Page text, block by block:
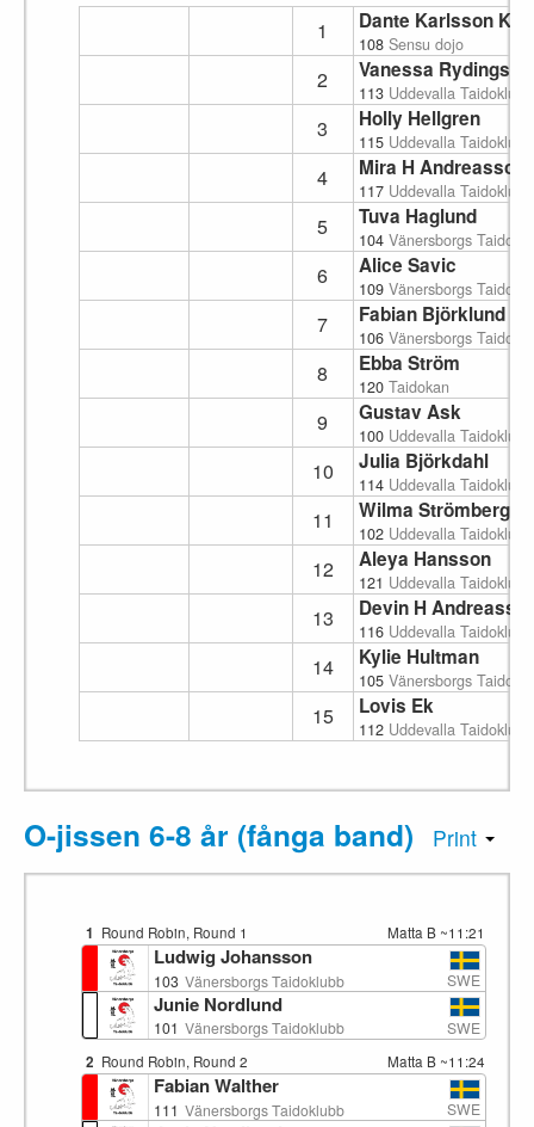
1 Dante Karlsson
108 Sensu dojo
2 Vanessa
113 Uddevalla
3 Holly Hellgren
115 Uddevalla
4 Mira H Andreasson
117 Uddevalla
5 Tuva Haglund
104 Vänersborgs
6 Alice Savic
109 Vänersborgs
7 Fabian Björklund
106 Vänersborgs
8 Ebba Ström
120 Taidokan
9 Gustav Ask
100 Uddevalla
10 Julia Björkdahl
114 Uddevalla
11 Wilma Strömberg
102 Uddevalla
12 Aleya Hansson
121 Uddevalla
13 Devin H
116 Uddevalla
14 Kylie Hultman
105 Vänersborgs
15 Lovis Ek
112 Uddevalla
O-jissen 6-8 år (fånga band) Print
1 Round Robin, Round 1 Matta B ~11:21
Ludwig Johansson
103 Vänersborgs Taidoklubb SWE
Junie Nordlund
101 Vänersborgs Taidoklubb
SWE
2 Round Robin, Round 2 Matta B ~11:24
Fabian Walther
111 Vänersborgs Taidoklubb SWE